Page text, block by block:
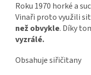
Roku 1970 horké a
Vinaři proto využili
než obvykle. Díky
vyzrálé.
Obsahuje siřičitany